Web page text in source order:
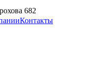
682
Контакты